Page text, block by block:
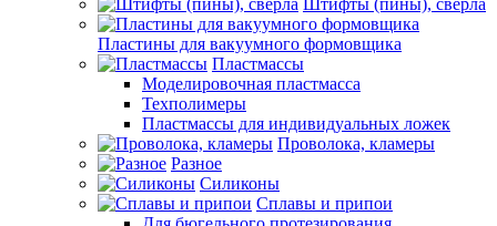
Штифты (пины), сверла
Пластины для вакуумного формовщика
Пластмассы
Моделировочная пластмасса
Техполимеры
Пластмассы для индивидуальных ложек
Проволока, кламеры
Разное
Силиконы
Сплавы и припои